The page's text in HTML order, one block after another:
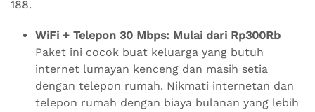
188.
WiFi + Telepon 30 Mbps: Mulai dari Rp300Rb
Paket ini cocok buat keluarga yang butuh
internet lumayan kenceng dan masih setia
dengan telepon rumah. Nikmati internetan dan
telepon rumah dengan biaya bulanan yang lebih